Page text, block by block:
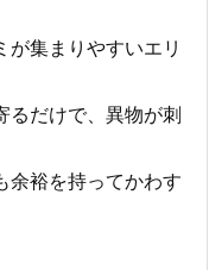
集まりやすいエリ
るだけで、異物が刺
余裕を持ってかわす